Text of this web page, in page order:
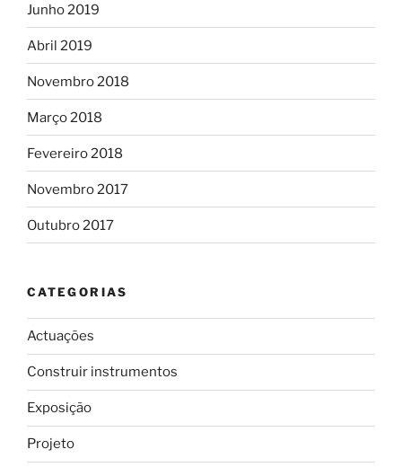
Junho 2019
Abril 2019
Novembro 2018
Março 2018
Fevereiro 2018
Novembro 2017
Outubro 2017
CATEGORIAS
Actuações
Construir instrumentos
Exposição
Projeto